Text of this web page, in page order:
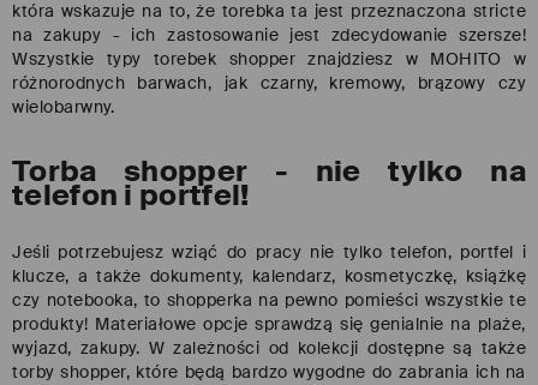
która wskazuje na to, że torebka ta jest przeznaczona stricte
na zakupy - ich zastosowanie jest zdecydowanie szersze!
Wszystkie typy torebek shopper znajdziesz w MOHITO w
różnorodnych barwach, jak czarny, kremowy, brązowy czy
wielobarwny.
Torba shopper - nie tylko na
telefon i portfel!
Jeśli potrzebujesz wziąć do pracy nie tylko telefon, portfel i
klucze, a także dokumenty, kalendarz, kosmetyczkę, książkę
czy notebooka, to shopperka na pewno pomieści wszystkie te
produkty! Materiałowe opcje sprawdzą się genialnie na plaże,
wyjazd, zakupy. W zależności od kolekcji dostępne są także
torby shopper, które będą bardzo wygodne do zabrania ich na